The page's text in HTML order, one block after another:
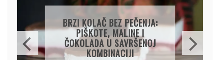
PAPRIKE SA MESOM I
PIRINČEM NA KAŠIKU:
SOČAN I JEDNOSTAVAN
RUČAK IZ JEDNE ŠERPE